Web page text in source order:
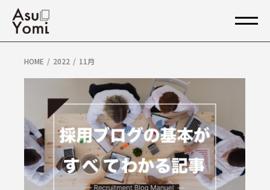
Skip
the
content
HOME 2022 11月